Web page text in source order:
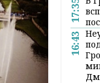
17:35
16:43